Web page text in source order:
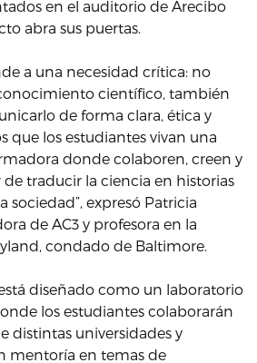
en el auditorio de Arecibo
abra sus puertas.
a una necesidad crítica: no
científico, también
de forma clara, ética y
que los estudiantes vivan una
donde colaboren, creen y
traducir la ciencia en historias
sociedad”, expresó Patricia
de AC3 y profesora en la
condado de Baltimore.
diseñado como un laboratorio
los estudiantes colaborarán
distintas universidades y
mentoría en temas de